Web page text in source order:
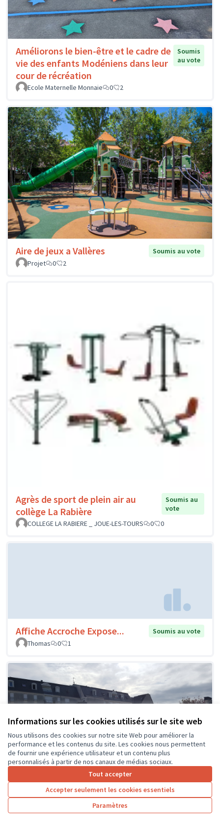
Informations sur les cookies utilisés sur le site web
Nous utilisons des cookies sur notre site Web pour améliorer la
performance et les contenus du site. Les cookies nous permettent
de fournir une expérience utilisateur et un contenu plus
personnalisés à partir de nos canaux de médias sociaux.
Tout accepter
Accepter seulement les cookies essentiels
Paramètres
Améliorons le bien-être et le cadre de
vie des enfants Modéniens dans leur
cour de récréation
Soumis
au vote
Ecole Maternelle Monnaie 0 2
Aire de jeux a Vallères
Soumis au vote
Projet
0 2
Agrès de sport de plein air au
collège La Rabière
Soumis au
vote
COLLEGE LA RABIERE _ JOUE-LES-TOURS
0 0
Affiche Accroche Expose...
Soumis au vote
Thomas
0 1